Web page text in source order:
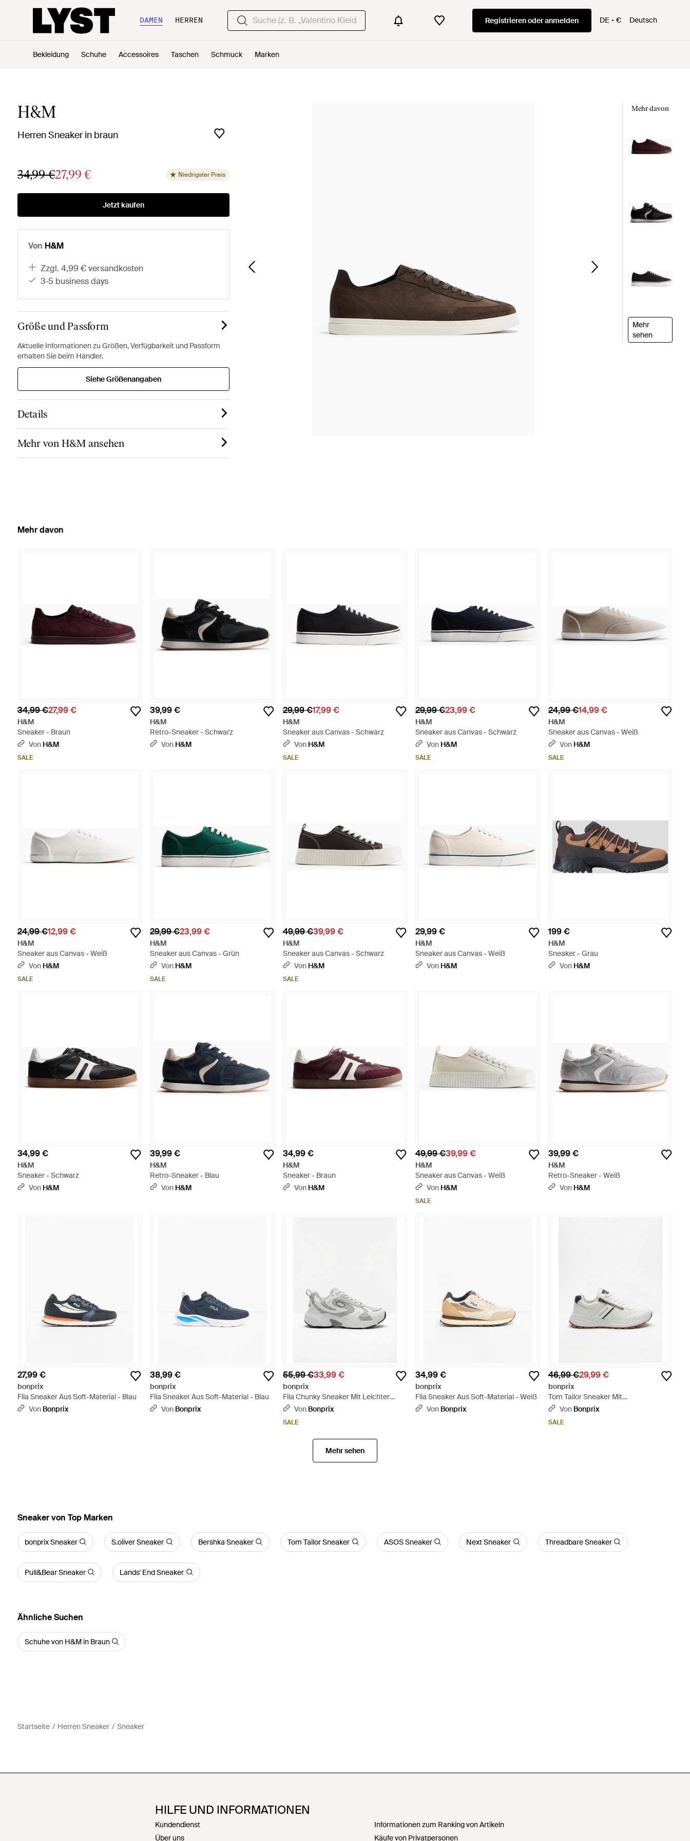
DAMEN HERREN Registrieren oder anmelden DE € Deutsch
Bekleidung Schuhe Accessoires Taschen Schmuck Marken
H&M
Herren Sneaker in braun
34,99 €27,99 € Niedrigster Preis
Jetzt kaufen
Von H&M
zzgl. 4,99 € versandkosten
3-5 business days
Größe und Passform
Aktuelle Informationen zu Größen, Verfügbarkeit und Passform
erhalten Sie beim Händler.
Siehe Größenangaben
Details
Mehr von H&M ansehen
Mehr davon
Mehr
sehen
Mehr davon
34,99 €27,99 €
H&M
Sneaker - Braun
Von H&M
SALE
39,99 €
H&M
Retro-Sneaker - Schwarz
Von H&M
29,99 €17,99 €
H&M
Sneaker aus Canvas - Schwarz
Von H&M
SALE
29,99 €23,99 €
H&M
Sneaker aus Canvas - Schwarz
Von H&M
SALE
24,99 €14,99 €
H&M
Sneaker aus Canvas - Weiß
Von H&M
SALE
24,99 €12,99 €
H&M
Sneaker aus Canvas - Weiß
Von H&M
SALE
29,99 €23,99 €
H&M
Sneaker aus Canvas - Grün
Von H&M
SALE
49,99 €39,99 €
H&M
Sneaker aus Canvas - Schwarz
Von H&M
SALE
29,99 €
H&M
Sneaker aus Canvas - Weiß
Von H&M
199 €
H&M
Sneaker - Grau
Von H&M
34,99 €
H&M
Sneaker - Schwarz
Von H&M
39,99 €
H&M
Retro-Sneaker - Blau
Von H&M
34,99 €
H&M
Sneaker - Braun
Von H&M
49,99 €39,99 €
H&M
Sneaker aus Canvas - Weiß
Von H&M
SALE
39,99 €
H&M
Retro-Sneaker - Weiß
Von H&M
27,99 €
bonprix
Fila Sneaker Aus Soft-Material - Blau
Von Bonprix
38,99 €
bonprix
Fila Sneaker Aus Soft-Material - Blau
Von Bonprix
55,99 €33,99 €
bonprix
Fila Chunky Sneaker Mit Leichter
Sohle - Weiß
Von Bonprix
SALE
34,99 €
bonprix
Fila Sneaker Aus Soft-Material - Weiß
Von Bonprix
46,99 €29,99 €
bonprix
Tom Tailor Sneaker Mit
Reißverschluss - Weiß
Von Bonprix
SALE
Mehr sehen
Sneaker von Top Marken
bonprix Sneaker S.oliver Sneaker Bershka Sneaker Tom Tailor Sneaker ASOS Sneaker Next Sneaker Threadbare Sneaker
Pull&Bear Sneaker Lands' End Sneaker
Ähnliche Suchen
Schuhe von H&M in Braun
Startseite Herren Sneaker Sneaker
HILFE UND INFORMATIONEN
Kundendienst
Über uns
Informationen zum Ranking von Artikeln
Käufe von Privatpersonen